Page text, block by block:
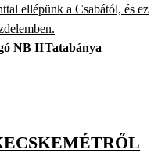
ellépünk a Csabától, és ez
NB IITatabánya